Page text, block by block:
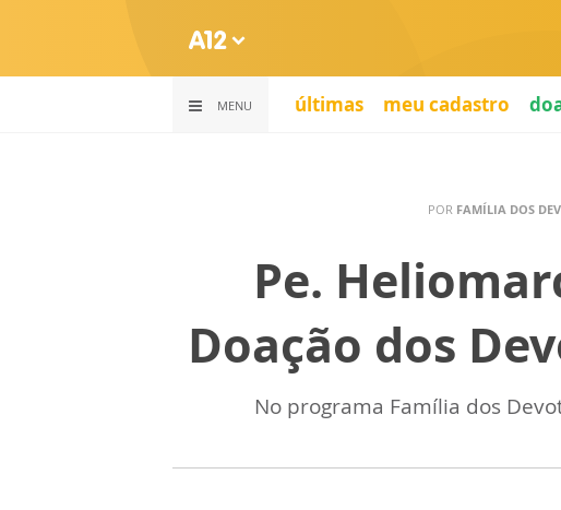
MENU últimas meu cadastro
POR FAMÍLIA DOS
Pe.
Doação dos
No programa Família dos